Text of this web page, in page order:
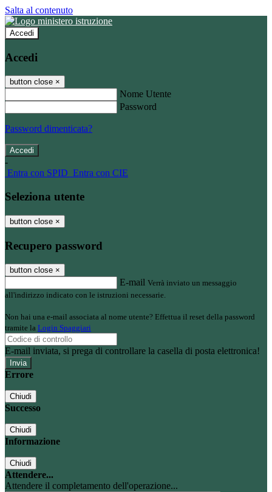
Salta al contenuto
Accedi
Accedi
button close ×
Nome Utente
Password
Password dimenticata?
-
Entra con SPID Entra con CIE
Seleziona utente
button close ×
Recupero password
button close ×
E-mail Verrà inviato un messaggio
all'indirizzo indicato con le istruzioni necessarie.
Non hai una e-mail associata al nome utente? Effettua il reset della password
tramite la Login Spaggiari
E-mail inviata, si prega di controllare la casella di posta elettronica!
Errore
Chiudi
Successo
Chiudi
Informazione
Chiudi
Attendere...
Attendere il completamento dell'operazione...